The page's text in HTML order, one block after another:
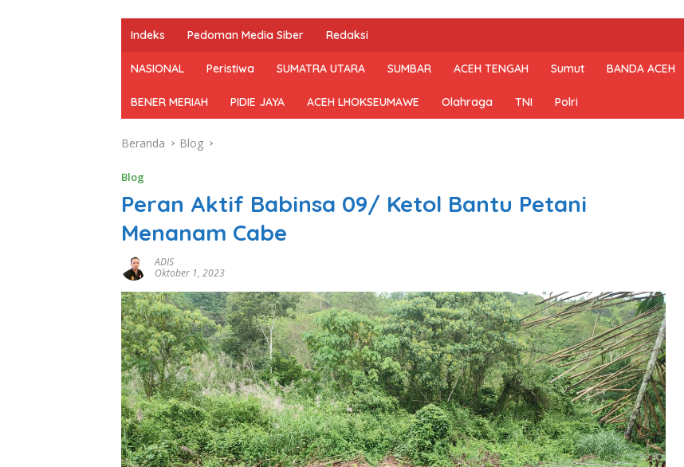
Indeks Pedoman Media Siber Redaksi
NASIONAL Peristiwa SUMATRA UTARA SUMBAR ACEH TENGAH Sumut BANDA ACEH
BENER MERIAH PIDIE JAYA ACEH LHOKSEUMAWE Olahraga TNI Polri
Beranda Blog
Blog
Peran Aktif Babinsa 09/ Ketol Bantu Petani
Menanam Cabe
ADIS
Oktober 1, 2023